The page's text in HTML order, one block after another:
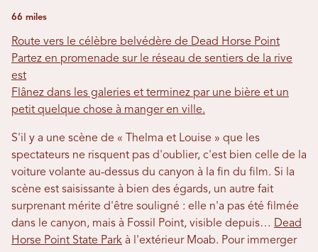
66 miles
Route vers le célèbre belvédère de Dead Horse Point
Partez en promenade sur le réseau de sentiers de la rive
est
Flânez dans les galeries et terminez par une bière et un
petit quelque chose à manger en ville.
S'il y a une scène de « Thelma et Louise » que les
spectateurs ne risquent pas d'oublier, c'est bien celle de la
voiture volante au-dessus du canyon à la fin du film. Si la
scène est saisissante à bien des égards, un autre fait
surprenant mérite d'être souligné : elle n'a pas été filmée
dans le canyon, mais à Fossil Point, visible depuis… Dead
Horse Point State Park à l'extérieur Moab. Pour immerger